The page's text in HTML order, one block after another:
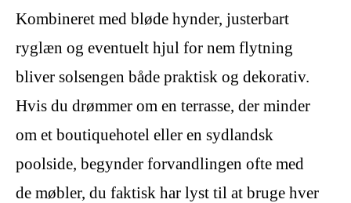
Kombineret med bløde hynder, justerbart
ryglæn og eventuelt hjul for nem flytning
bliver solsengen både praktisk og dekorativ.
Hvis du drømmer om en terrasse, der minder
om et boutiquehotel eller en sydlandsk
poolside, begynder forvandlingen ofte med
de møbler, du faktisk har lyst til at bruge hver